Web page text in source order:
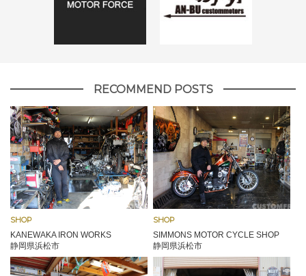
RECOMMEND POSTS
SHOP
KANEWAKA IRON WORKS
静岡県浜松市
SHOP
SIMMONS MOTOR CYCLE SHOP
静岡県浜松市